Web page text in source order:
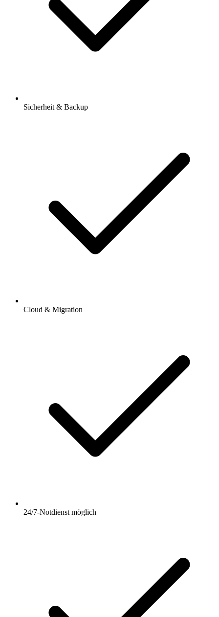
Sicherheit & Backup
Cloud & Migration
24/7-Notdienst möglich